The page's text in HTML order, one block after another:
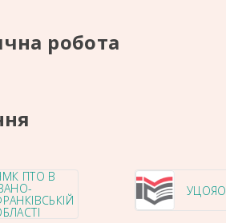
робота
ПТО В
УЦОЯО